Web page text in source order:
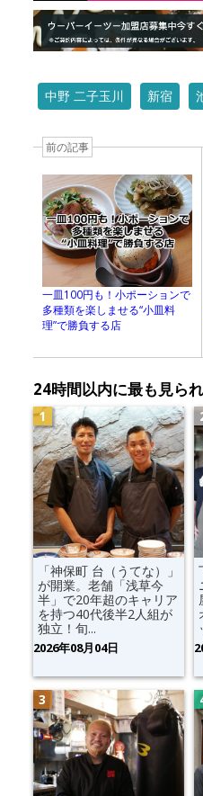
中野 二子玉川 新宿
前の記事
一皿100円も！小ポーションで
多種類を楽しませる“小皿料
理”で勝負する店
24時間以内に最も見ら
「神保町 台（うてな）」
が開業。老舗「浅草今
半」で20年超のキャリア
を持つ40代後半2人組が
独立！旬...
2026年08月04日